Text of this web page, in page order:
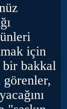
için
bir bakkal
görenler,